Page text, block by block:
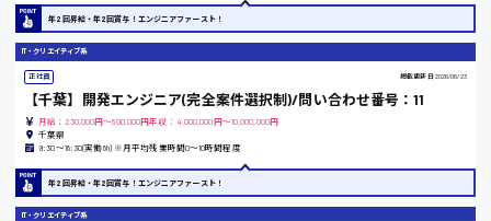
看護助手
オフィスワーク系
貿易事務
データ入力
コールセンターオペレーター
一般事務
総務事務
経理事務
営業事務
広島市西区
時給1400円～
年2回昇給・年2回賞与！エンジニアファースト！
IT・クリエイティブ系
正社員 掲載更新日 2026/06/23
【千葉】開発エンジニア(完全案件選択制)/問い合わせ番号：11
月給：230,000円～800,000円年収：4,000,000円～10,000,000円
千葉県
9:30〜18:30(実働8h) ※月平均残業時間0〜10時間程度
年2回昇給・年2回賞与！エンジニアファースト！
IT・クリエイティブ系